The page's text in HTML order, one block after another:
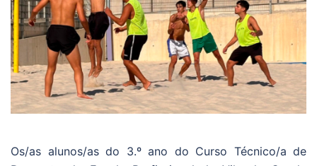
Os/as alunos/as do 3.º ano do Curso Técnico/a de